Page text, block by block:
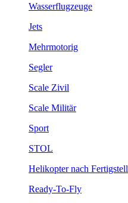
Wasserflugzeuge
Jets
Mehrmotorig
Segler
Scale Zivil
Scale Militär
Sport
STOL
Helikopter nach
Ready-To-Fly